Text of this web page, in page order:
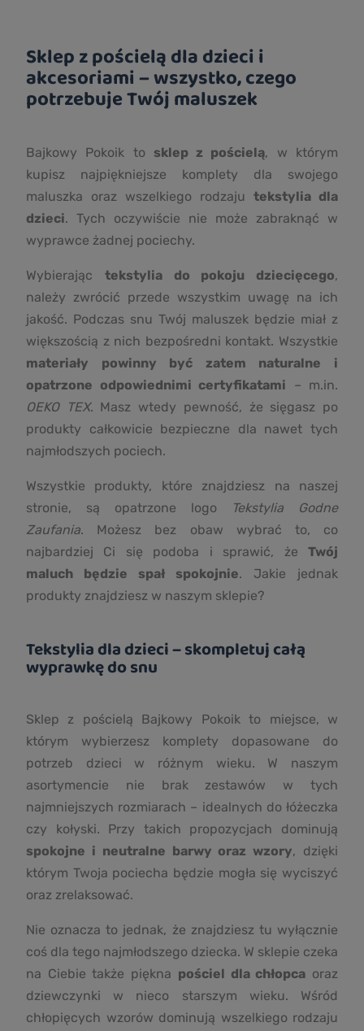
Sklep z pościelą dla dzieci i
akcesoriami – wszystko, czego
potrzebuje Twój maluszek
Bajkowy Pokoik to sklep z pościelą, w którym
kupisz najpiękniejsze komplety dla swojego
maluszka oraz wszelkiego rodzaju tekstylia dla
dzieci. Tych oczywiście nie może zabraknąć w
wyprawce żadnej pociechy.
Wybierając tekstylia do pokoju dziecięcego,
należy zwrócić przede wszystkim uwagę na ich
jakość. Podczas snu Twój maluszek będzie miał z
większością z nich bezpośredni kontakt. Wszystkie
materiały powinny być zatem naturalne i
opatrzone odpowiednimi certyfikatami – m.in.
OEKO TEX. Masz wtedy pewność, że sięgasz po
produkty całkowicie bezpieczne dla nawet tych
najmłodszych pociech.
Wszystkie produkty, które znajdziesz na naszej
stronie, są opatrzone logo
Tekstylia Godne
Zaufania. Możesz bez obaw wybrać to, co
najbardziej Ci się podoba i sprawić, że Twój
maluch będzie spał spokojnie. Jakie jednak
produkty znajdziesz w naszym sklepie?
Tekstylia dla dzieci – skompletuj całą
wyprawkę do snu
Sklep z pościelą Bajkowy Pokoik to miejsce, w
którym wybierzesz komplety dopasowane do
potrzeb dzieci w różnym wieku. W naszym
asortymencie nie brak zestawów w tych
najmniejszych rozmiarach – idealnych do łóżeczka
czy kołyski. Przy takich propozycjach dominują
spokojne i neutralne barwy oraz wzory, dzięki
którym Twoja pociecha będzie mogła się wyciszyć
oraz zrelaksować.
Nie oznacza to jednak, że znajdziesz tu wyłącznie
coś dla tego najmłodszego dziecka. W sklepie czeka
na Ciebie także piękna pościel dla chłopca oraz
dziewczynki w nieco starszym wieku. Wśród
chłopięcych wzorów dominują wszelkiego rodzaju